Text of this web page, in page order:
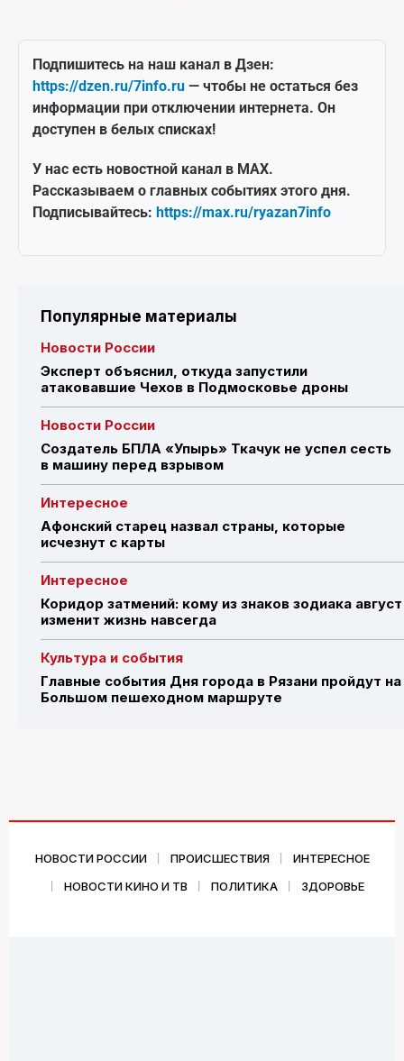
Подпишитесь на наш канал в Дзен:
https://dzen.ru/7info.ru — чтобы не остаться без
информации при отключении интернета. Он
доступен в белых списках!
У нас есть новостной канал в MAX.
Рассказываем о главных событиях этого дня.
Подписывайтесь: https://max.ru/ryazan7info
Популярные материалы
Новости России
Эксперт объяснил, откуда запустили
атаковавшие Чехов в Подмосковье дроны
Новости России
Создатель БПЛА «Упырь» Ткачук не успел сесть
в машину перед взрывом
Интересное
Афонский старец назвал страны, которые
исчезнут с карты
Интересное
Коридор затмений: кому из знаков зодиака август
изменит жизнь навсегда
Культура и события
Главные события Дня города в Рязани пройдут на
Большом пешеходном маршруте
НОВОСТИ РОССИИ ПРОИСШЕСТВИЯ
ИНТЕРЕСНОЕ
НОВОСТИ КИНО И ТВ
ПОЛИТИКА ЗДОРОВЬЕ